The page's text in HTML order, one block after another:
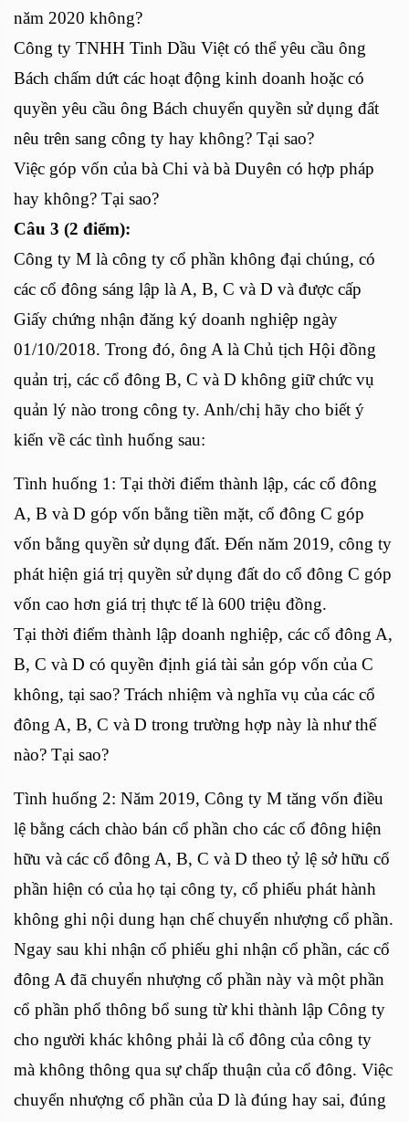
năm 2020 không?
Công ty TNHH Tinh Dầu Việt có thể yêu cầu ông
Bách chấm dứt các hoạt động kinh doanh hoặc có
quyền yêu cầu ông Bách chuyển quyền sử dụng đất
nêu trên sang công ty hay không? Tại sao?
Việc góp vốn của bà Chi và bà Duyên có hợp pháp
hay không? Tại sao?
Câu 3 (2 điểm):
Công ty M là công ty cổ phần không đại chúng, có
các cổ đông sáng lập là A, B, C và D và được cấp
Giấy chứng nhận đăng ký doanh nghiệp ngày
01/10/2018. Trong đó, ông A là Chủ tịch Hội đồng
quản trị, các cổ đông B, C và D không giữ chức vụ
quản lý nào trong công ty. Anh/chị hãy cho biết ý
kiến về các tình huống sau:
Tình huống 1: Tại thời điểm thành lập, các cổ đông
A, B và D góp vốn bằng tiền mặt, cổ đông C góp
vốn bằng quyền sử dụng đất. Đến năm 2019, công ty
phát hiện giá trị quyền sử dụng đất do cổ đông C góp
vốn cao hơn giá trị thực tế là 600 triệu đồng.
Tại thời điểm thành lập doanh nghiệp, các cổ đông A,
B, C và D có quyền định giá tài sản góp vốn của C
không, tại sao? Trách nhiệm và nghĩa vụ của các cổ
đông A, B, C và D trong trường hợp này là như thế
nào? Tại sao?
Tình huống 2: Năm 2019, Công ty M tăng vốn điều
lệ bằng cách chào bán cổ phần cho các cổ đông hiện
hữu và các cổ đông A, B, C và D theo tỷ lệ sở hữu cổ
phần hiện có của họ tại công ty, cổ phiếu phát hành
không ghi nội dung hạn chế chuyển nhượng cổ phần.
Ngay sau khi nhận cổ phiếu ghi nhận cổ phần, các cổ
đông A đã chuyển nhượng cổ phần này và một phần
cổ phần phổ thông bổ sung từ khi thành lập Công ty
cho người khác không phải là cổ đông của công ty
mà không thông qua sự chấp thuận của cổ đông. Việc
chuyển nhượng cổ phần của D là đúng hay sai, đúng